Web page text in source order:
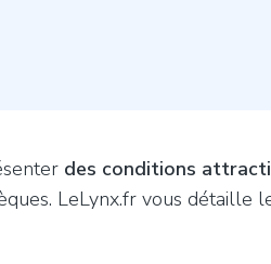
des conditions
LeLynx.fr vous détaille